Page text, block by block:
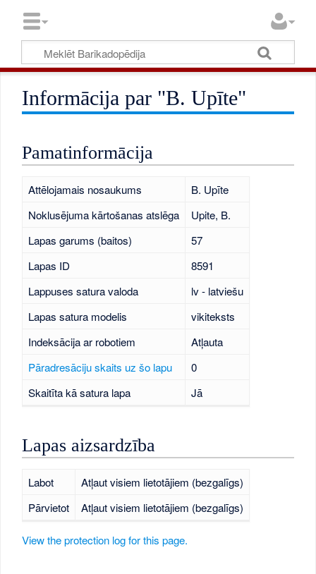
Informācija par "B. Upīte"
Pamatinformācija
Attēlojamais nosaukums
B. Upīte
Noklusējuma kārtošanas atslēga
Upite, B.
Lapas garums (baitos)
57
Lapas ID
8591
Lappuses satura valoda
lv - latviešu
Lapas satura modelis
vikiteksts
Indeksācija ar robotiem
Atļauta
Pāradresāciju skaits uz šo lapu
0
Skaitīta kā satura lapa
Jā
Lapas aizsardzība
Labot
Atļaut visiem lietotājiem (bezgalīgs)
Pārvietot
Atļaut visiem lietotājiem (bezgalīgs)
View the protection log for this page.